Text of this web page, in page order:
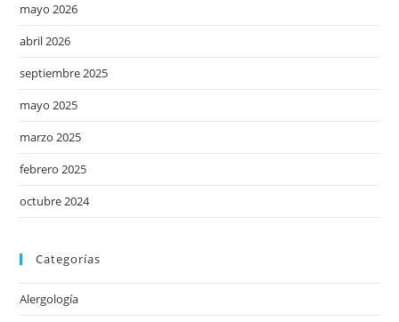
mayo 2026
abril 2026
septiembre 2025
mayo 2025
marzo 2025
febrero 2025
octubre 2024
Categorías
Alergología